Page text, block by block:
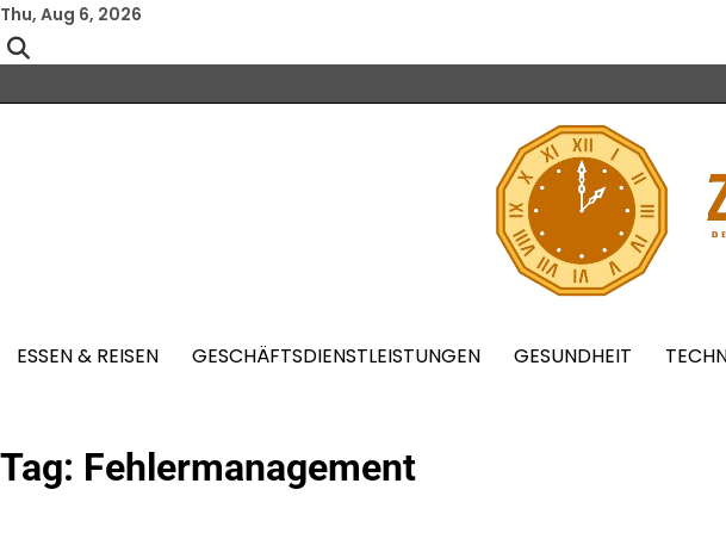
Skip
to
content
Thu, Aug 6, 2026
ESSEN & REISEN GESCHÄFTSDIENSTLEISTUNGEN GESUNDHEIT
Tag: Fehlermanagement